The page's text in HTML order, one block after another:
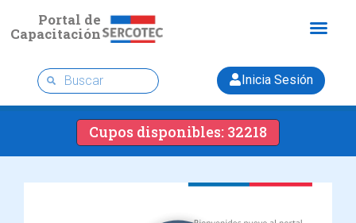
Portal de
Capacitación
Inicia Sesión
Cupos disponibles: 32218